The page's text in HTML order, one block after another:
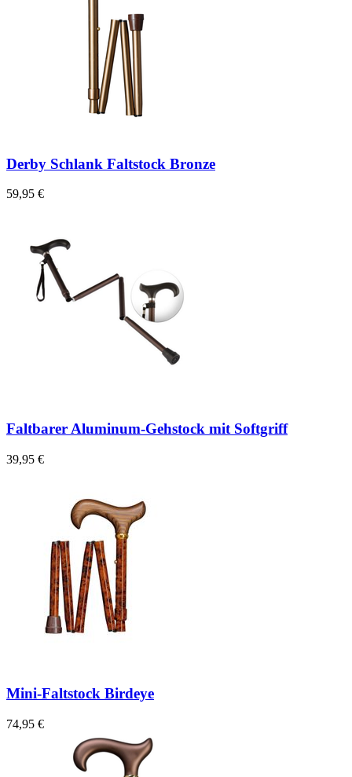
Derby Schlank Faltstock Bronze
59,95 €
Faltbarer Aluminum-Gehstock mit Softgriff
39,95 €
Mini-Faltstock Birdeye
74,95 €